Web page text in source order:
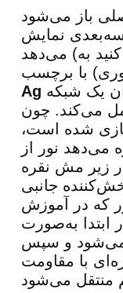
باز می‌شود
نمایش
با برچسب
Ag
می‌کند. چون
شده است،
می‌دهد نور از
جانبی
که در آموزش
ابتدا به‌صورت
می‌شود و سپس
با مقاومت